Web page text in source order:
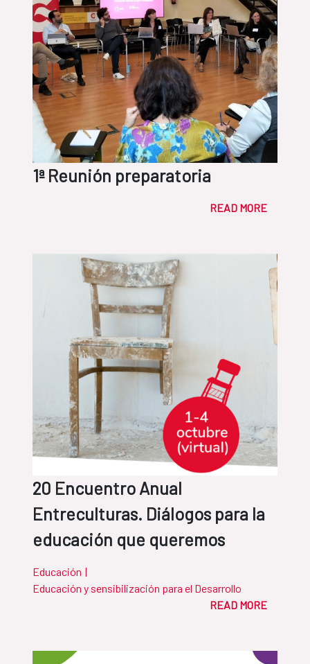
1ª Reunión preparatoria
READ MORE
20 Encuentro Anual
Entreculturas. Diálogos para la
educación que queremos
Educación |
Educación y sensibilización para el Desarrollo
READ MORE